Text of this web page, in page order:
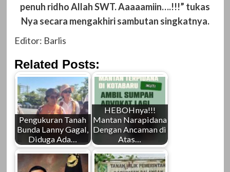
penuh ridho Allah SWT. Aaaaamiin….!!!” tukas
Nya secara mengakhiri sambutan singkatnya.
Editor: Barlis
Related Posts:
Pengukuran Tanah
Bunda Lanny Gagal,
Diduga Ada…
HEBOHnya!!!
Mantan Narapidana
Dengan Ancaman di
Atas…